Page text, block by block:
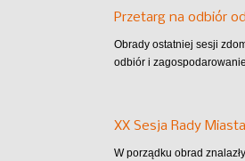
Przetarg na odbiór
Obrady ostatniej sesji
odbiór i
XX Sesja Rady Miasta
W porządku obrad